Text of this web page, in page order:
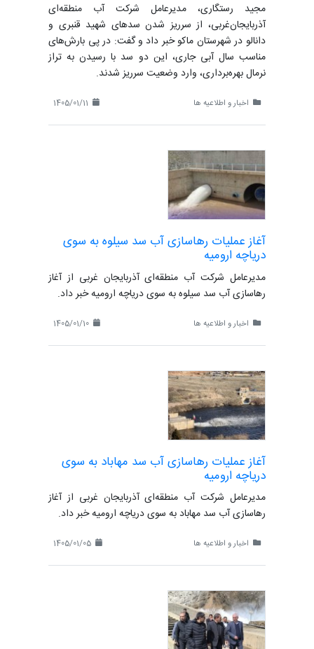
مجید رستگاری، مدیرعامل شرکت آب منطقه‌ای
آذربایجان‌غربی، از سرریز شدن سدهای شهید قنبری و
دانالو در شهرستان ماکو خبر داد و گفت: در پی بارش‌های
مناسب سال آبی جاری، این دو سد با رسیدن به تراز
نرمال بهره‌برداری، وارد وضعیت سرریز شدند.
اخبار و اطلاعیه ها
آغاز عملیات رهاسازی آب سد سیلوه به سوی
دریاچه ارومیه
مدیرعامل شرکت آب منطقه‌ای آذربایجان غربی از آغاز
رهاسازی آب سد سیلوه به سوی دریاچه ارومیه خبر داد.
اخبار و اطلاعیه ها
آغاز عملیات رهاسازی آب سد مهاباد به سوی
دریاچه ارومیه
مدیرعامل شرکت آب منطقه‌ای آذربایجان غربی از آغاز
رهاسازی آب سد مهاباد به سوی دریاچه ارومیه خبر داد.
اخبار و اطلاعیه ها